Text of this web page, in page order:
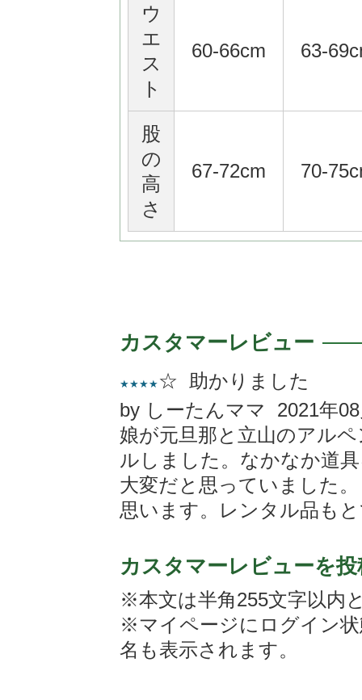
ウ
エ
ス
ト
60-66cm 63-
股
の
高
さ
67-72cm 70-
カスタマーレビュー
★★★★ ☆ 助かりました
by しーたんママ 2021年
娘が元旦那と立山のアル
ルしました。なかなか道
大変だと思っていました
思います。レンタル品も
カスタマーレビューを
※本文は半角255文字以内
※マイページにログイン
名も表示されます。